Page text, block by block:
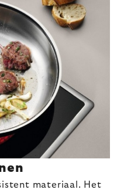
materiaal. Het